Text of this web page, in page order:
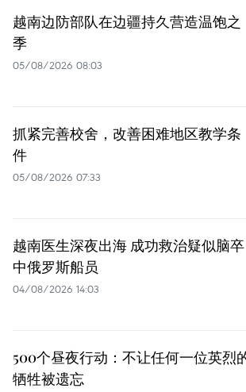
越南边防部队在边疆持久营造温饱之
季
05/08/2026 08:03
抓紧完善校舍，改善困难地区教学条
件
05/08/2026 07:33
越南医生深夜出海 成功救治疑似脑卒
中俄罗斯船员
04/08/2026 14:03
500个昼夜行动：不让任何一位英烈
牺牲被遗忘